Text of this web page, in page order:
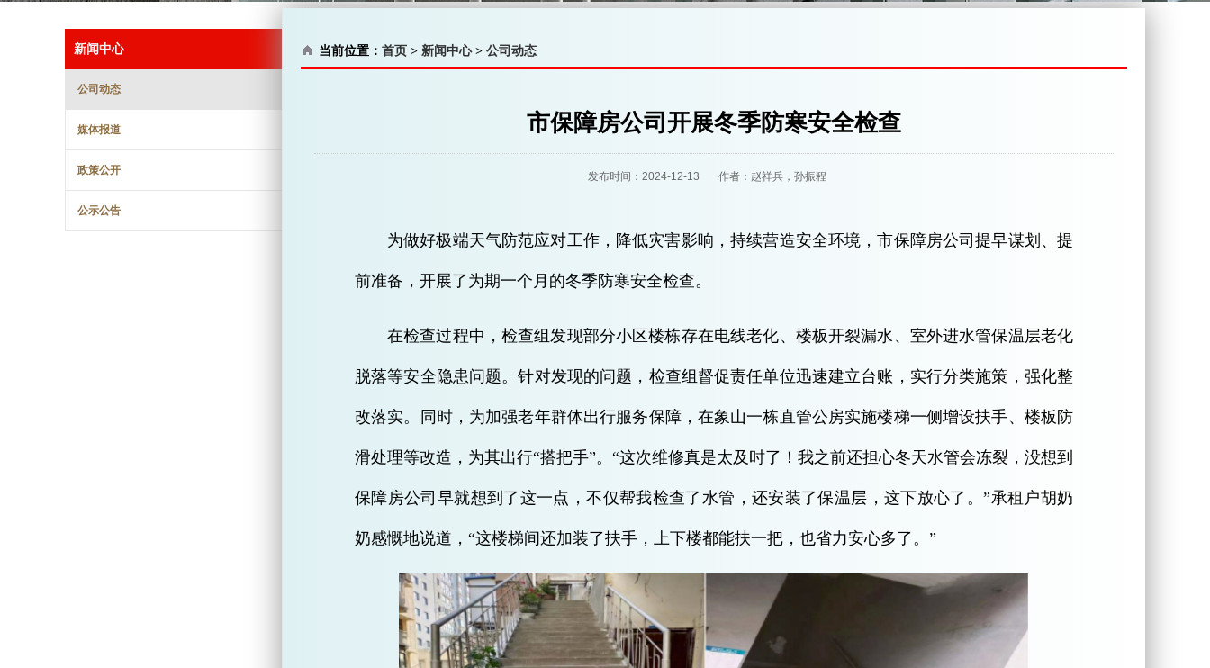
新闻中心
公司动态
媒体报道
政策公开
公示公告
当前位置： 首页 > 新闻中心> 公司动态
市保障房公司开展冬季防寒安全检查
发布时间：2024-12-13 作者：赵祥兵，孙振程
为做好极端天气防范应对工作，降低灾害影响，持续营造安全环境，市保障房公司提早谋划、提
前准备，开展了为期一个月的冬季防寒安全检查。
在检查过程中，检查组发现部分小区楼栋存在电线老化、楼板开裂漏水、室外进水管保温层老化
脱落等安全隐患问题。针对发现的问题，检查组督促责任单位迅速建立台账，实行分类施策，强化整
改落实。同时，为加强老年群体出行服务保障，在象山一栋直管公房实施楼梯一侧增设扶手、楼板防
滑处理等改造，为其出行“搭把手”。“这次维修真是太及时了！我之前还担心冬天水管会冻裂，没想到
保障房公司早就想到了这一点，不仅帮我检查了水管，还安装了保温层，这下放心了。”承租户胡奶
奶感慨地说道，“这楼梯间还加装了扶手，上下楼都能扶一把，也省力安心多了。”